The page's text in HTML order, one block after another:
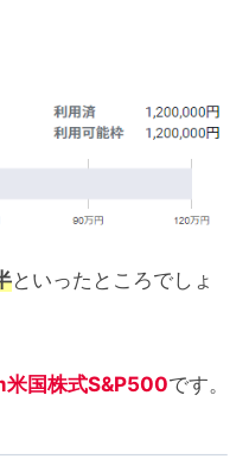
といったところでしょ
国株式S&P500です。